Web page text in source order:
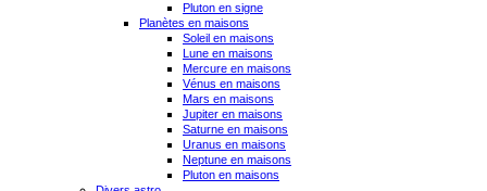
Pluton en signe
Planètes en maisons
Soleil en maisons
Lune en maisons
Mercure en maisons
Vénus en maisons
Mars en maisons
Jupiter en maisons
Saturne en maisons
Uranus en maisons
Neptune en maisons
Pluton en maisons